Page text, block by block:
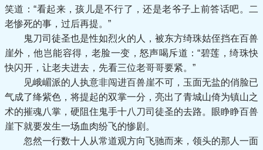
笑道：“看起来，孩儿是不行了，还是老爷子上前答话吧。二
老惨死的事，过后再提。”
鬼刀司徒圣也是性如烈火的人，被东方绮珠姑侄挡在百兽
崖外，他岂能容得，老脸一变，怒声喝斥道：“碧莲，绮珠快
快闪开，让老夫进去，先看三位老哥哥要紧。”
见峨嵋派的人执意非闯进百兽崖不可，玉面无盐的俏脸已
气成了绛紫色，将提起的双掌一分，亮出了青城山倚为镇山之
术的摧魂八掌，硬阻住鬼手十八刀司徒圣的去路。眼睁睁百兽
崖下就要发生一场血肉纷飞的惨剧。
忽然一行数十人从常道观方向飞驰而来，领头的那人一面